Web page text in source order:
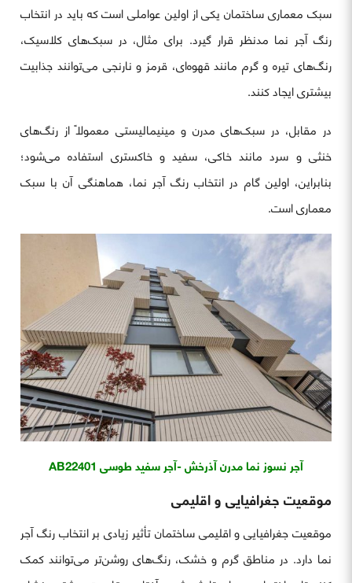
سبک معماری ساختمان یکی از اولین عواملی است که باید در انتخاب
رنگ آجر نما مدنظر قرار گیرد. برای مثال، در سبک‌های کلاسیک،
رنگ‌های تیره و گرم مانند قهوه‌ای، قرمز و نارنجی می‌توانند جذابیت
بیشتری ایجاد کنند.
در مقابل، در سبک‌های مدرن و مینیمالیستی معمولاً از رنگ‌های
خنثی و سرد مانند خاکی، سفید و خاکستری استفاده می‌شود؛
بنابراین، اولین گام در انتخاب رنگ آجر نما، هماهنگی آن با سبک
معماری است.
آجر نسوز نما مدرن آذرخش -آجر سفید طوسی AB22401
موقعیت جغرافیایی و اقلیمی
موقعیت جغرافیایی و اقلیمی ساختمان تأثیر زیادی بر انتخاب رنگ آجر
نما دارد. در مناطق گرم و خشک، رنگ‌های روشن‌تر می‌توانند کمک